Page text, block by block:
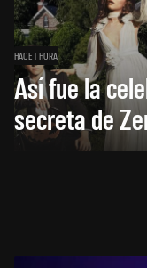
HACE 1 HORA
Así fue la
secreta de